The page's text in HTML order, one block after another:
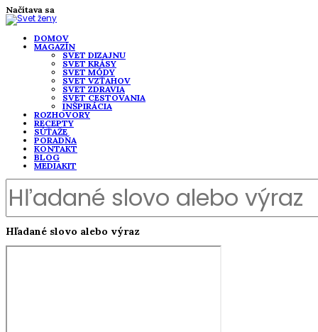
Načítava sa
DOMOV
MAGAZÍN
SVET DIZAJNU
SVET KRÁSY
SVET MÓDY
SVET VZŤAHOV
SVET ZDRAVIA
SVET CESTOVANIA
INŠPIRÁCIA
ROZHOVORY
RECEPTY
SÚŤAŽE
PORADŇA
KONTAKT
BLOG
MEDIAKIT
Hľadané slovo alebo výraz